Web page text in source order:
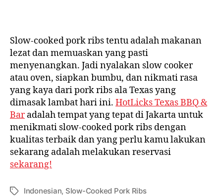
Slow-cooked pork ribs tentu adalah makanan
lezat dan memuaskan yang pasti
menyenangkan. Jadi nyalakan slow cooker
atau oven, siapkan bumbu, dan nikmati rasa
yang kaya dari pork ribs ala Texas yang
dimasak lambat hari ini. HotLicks Texas BBQ &
Baradalah tempat yang tepat di Jakarta untuk
menikmati slow-cooked pork ribs dengan
kualitas terbaik dan yang perlu kamu lakukan
sekarang adalah melakukan reservasi
sekarang!
Indonesian, Slow-Cooked Pork Ribs